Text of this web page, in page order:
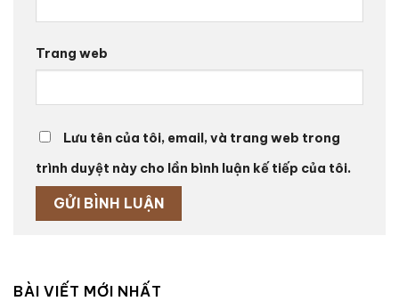
Trang web
Lưu tên của tôi, email, và trang web trong
trình duyệt này cho lần bình luận kế tiếp của tôi.
BÀI VIẾT MỚI NHẤT